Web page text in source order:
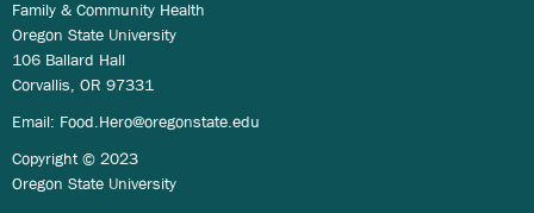
Family & Community Health
Oregon State University
106 Ballard Hall
Corvallis, OR 97331
Email: Food.Hero@oregonstate.edu
Copyright © 2023
Oregon State University